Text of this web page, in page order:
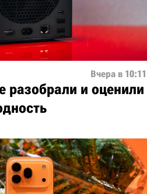
Вчера в 10:11
разобрали и оценили